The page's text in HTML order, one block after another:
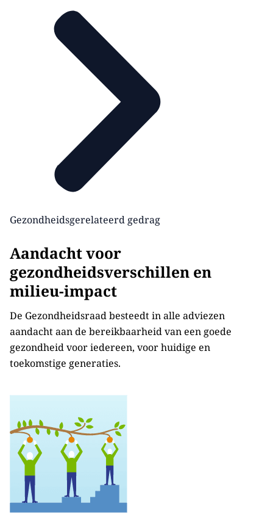
Gezondheidsgerelateerd gedrag
Aandacht voor
gezondheidsverschillen en
milieu-impact
De Gezondheidsraad besteedt in alle adviezen
aandacht aan de bereikbaarheid van een goede
gezondheid voor iedereen, voor huidige en
toekomstige generaties.